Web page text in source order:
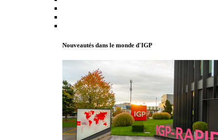
Nouveautés dans le monde d'IGP